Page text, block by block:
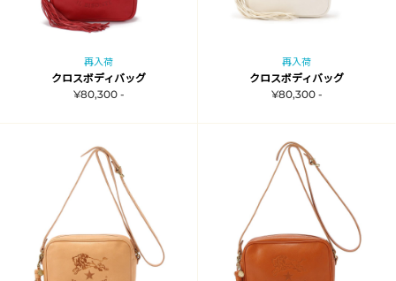
再入荷
クロスボディバッグ
¥80,300 -
再入荷
クロスボディバッグ
¥80,300 -